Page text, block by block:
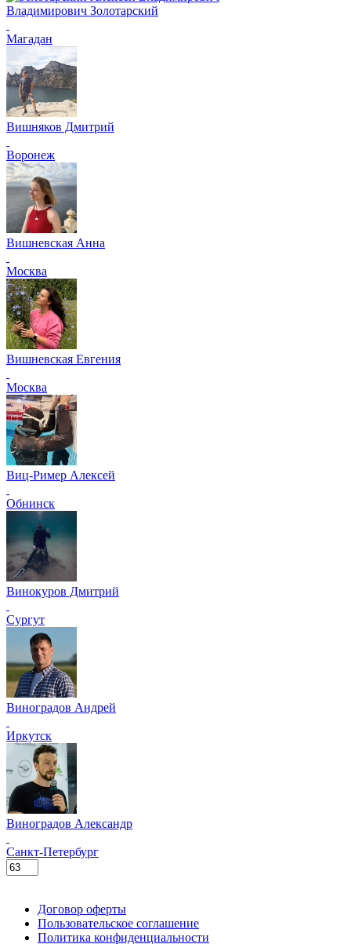
Владимирович Золотарский
Магадан
Вишняков Дмитрий
Воронеж
Вишневская Анна
Москва
Вишневская Евгения
Москва
Виц-Ример Алексей
Обнинск
Винокуров Дмитрий
Сургут
Виноградов Андрей
Иркутск
Виноградов Александр
Санкт-Петербург
Договор оферты
Пользовательское соглашение
Политика конфиденциальности